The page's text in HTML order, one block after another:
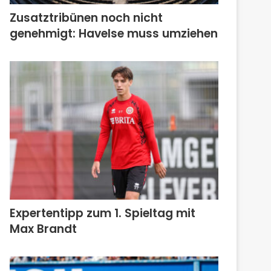
Zusatztribünen noch nicht
genehmigt: Havelse muss umziehen
Expertentipp zum 1. Spieltag mit
Max Brandt